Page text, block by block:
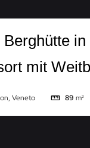
Berghütte
mit
Veneto 89 m²